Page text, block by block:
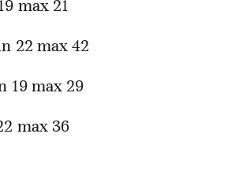
max 21
22 max 42
19 max 29
max 36